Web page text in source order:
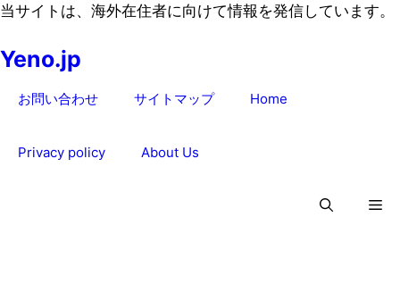
コ
テ
当サイトは、海外在住者に向けて情報を発信しています。
Yeno.jp
お問い合わせ サイトマップ Home
Privacy policy About Us